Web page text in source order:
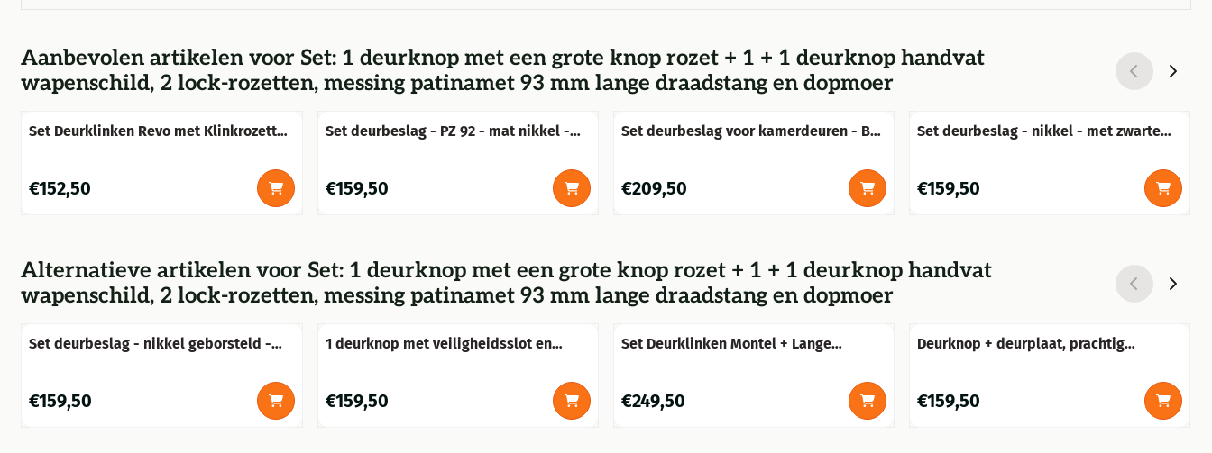
Aanbevolen artikelen voor Set: 1 deurknop met een grote knop rozet + 1 + 1 deurknop handvat
wapenschild, 2 lock-rozetten, messing patinamet 93 mm lange draadstang en dopmoer
Set Deurklinken Revo met Klinkrozetten
Prijs: 152,50
€152,50
Set deurbeslag - PZ 92 - mat nikkel -
Prijs: 159,50
€159,50
Set deurbeslag voor kamerdeuren - BB
Prijs: 209,50
€209,50
Set deurbeslag - nikkel - met zwarte
Prijs: 159,50
€159,50
Alternatieve artikelen voor Set: 1 deurknop met een grote knop rozet + 1 + 1 deurknop handvat
wapenschild, 2 lock-rozetten, messing patinamet 93 mm lange draadstang en dopmoer
Set deurbeslag - nikkel geborsteld -
Prijs: 159,50
€159,50
1 deurknop met veiligheidsslot en
bevestigingsschroeven
Prijs: 159,50
€159,50
Set Deurklinken Montel + Lange
Prijs: 249,50
€249,50
Deurknop + deurplaat, prachtig
Prijs: 159,50
€159,50